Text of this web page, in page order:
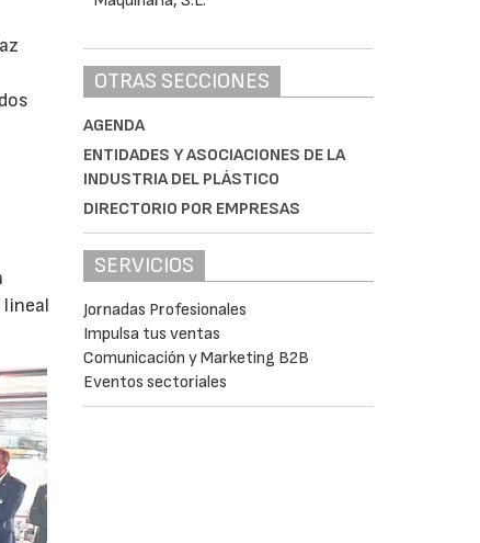
OTRAS SECCIONES
AGENDA
ENTIDADES Y ASOCIACIONES DE LA
INDUSTRIA DEL PLÁSTICO
DIRECTORIO POR EMPRESAS
SERVICIOS
Jornadas Profesionales
Impulsa tus ventas
Comunicación y Marketing B2B
Eventos sectoriales